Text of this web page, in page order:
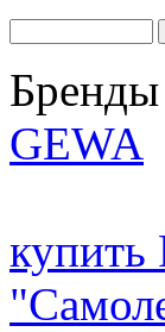
Бренды
GEWA